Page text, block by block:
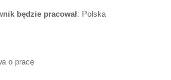
będzie pracował: Polska
o pracę